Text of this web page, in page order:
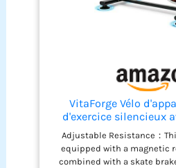
VitaForge Vélo
d'exercice silencieux
magnétique
avec réglage de
cardio compact
Adjustable Resistance：
equipped with a magnetic
combined with a skate